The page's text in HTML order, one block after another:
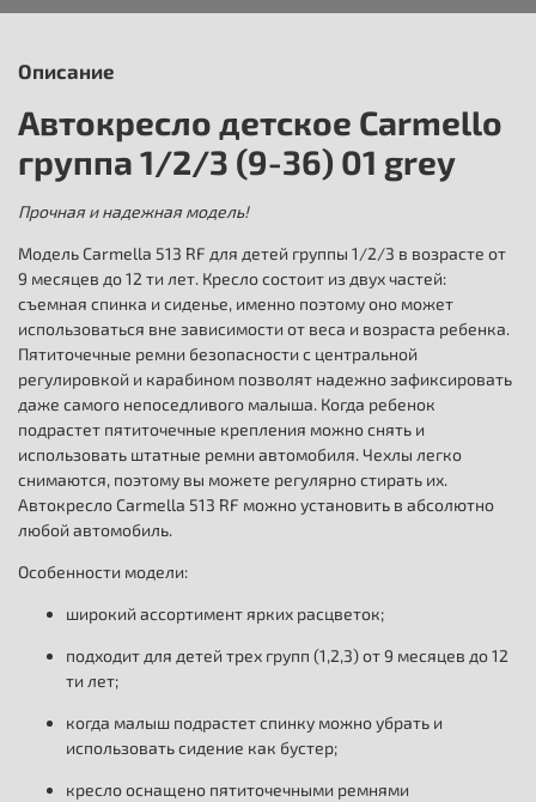
Описание
Автокресло детское Carmello
группа 1/2/3 (9-36) 01 grey
Прочная и надежная модель!
Модель Carmella 513 RF для детей группы 1/2/3 в возрасте от
9 месяцев до 12 ти лет. Кресло состоит из двух частей:
съемная спинка и сиденье, именно поэтому оно может
использоваться вне зависимости от веса и возраста ребенка.
Пятиточечные ремни безопасности с центральной
регулировкой и карабином позволят надежно зафиксировать
даже самого непоседливого малыша. Когда ребенок
подрастет пятиточечные крепления можно снять и
использовать штатные ремни автомобиля. Чехлы легко
снимаются, поэтому вы можете регулярно стирать их.
Автокресло Carmella 513 RF можно установить в абсолютно
любой автомобиль.
Особенности модели:
широкий ассортимент ярких расцветок;
подходит для детей трех групп (1,2,3) от 9 месяцев до 12
ти лет;
когда малыш подрастет спинку можно убрать и
использовать сидение как бустер;
кресло оснащено пятиточечными ремнями